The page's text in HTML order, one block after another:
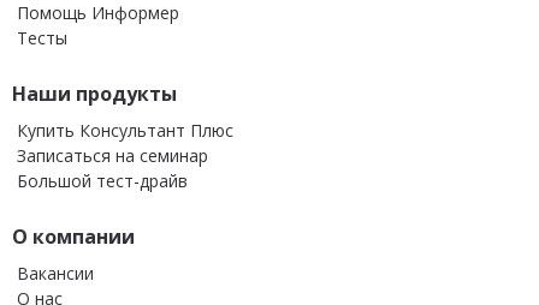
Помощь Информер
Тесты
Наши продукты
Купить Консультант Плюс
Записаться на семинар
Большой тест-драйв
О компании
Вакансии
О нас